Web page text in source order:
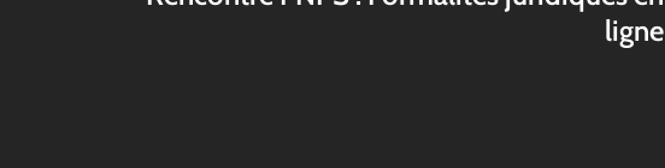
ligne